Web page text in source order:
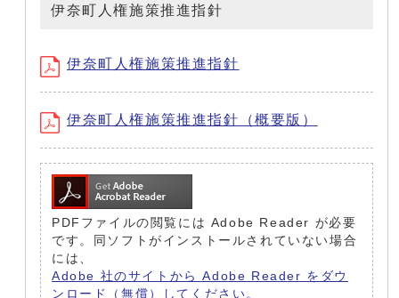
伊奈町人権施策推進指針
伊奈町人権施策推進指針
伊奈町人権施策推進指針（概要版）
PDFファイルの閲覧には Adobe Reader が必要
です。同ソフトがインストールされていない場合
には、
Adobe 社のサイトから Adobe Reader をダウ
ンロード（無償）してください。